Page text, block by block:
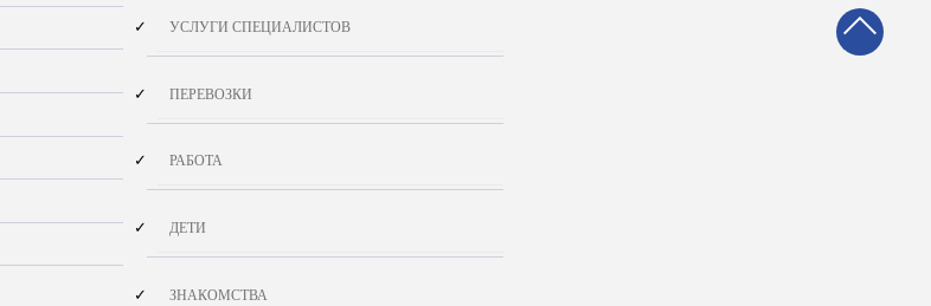
УСЛУГИ СПЕЦИАЛИСТОВ
ПЕРЕВОЗКИ
РАБОТА
ДЕТИ
ЗНАКОМСТВА